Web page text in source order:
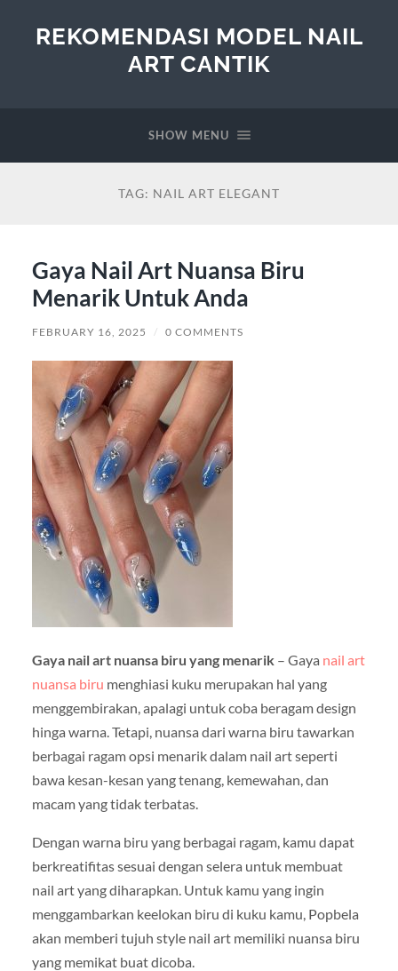
REKOMENDASI MODEL NAIL
ART CANTIK
SHOW MENU
TAG: NAIL ART ELEGANT
Gaya Nail Art Nuansa Biru
Menarik Untuk Anda
FEBRUARY 16, 2025 / 0 COMMENTS
Gaya nail art nuansa biru yang menarik– Gaya nail art
nuansa biru menghiasi kuku merupakan hal yang
menggembirakan, apalagi untuk coba beragam design
hinga warna. Tetapi, nuansa dari warna biru tawarkan
berbagai ragam opsi menarik dalam nail art seperti
bawa kesan-kesan yang tenang, kemewahan, dan
macam yang tidak terbatas.
Dengan warna biru yang berbagai ragam, kamu dapat
berkreatifitas sesuai dengan selera untuk membuat
nail art yang diharapkan. Untuk kamu yang ingin
menggambarkan keelokan biru di kuku kamu, Popbela
akan memberi tujuh style nail art memiliki nuansa biru
yang memikat buat dicoba.